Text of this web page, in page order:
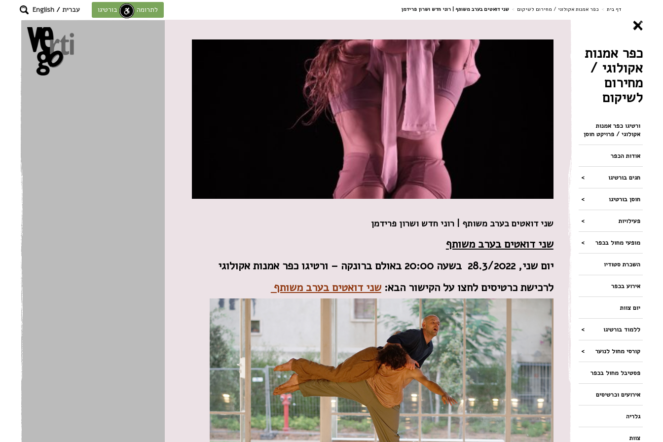
דף בית > כפר אמנות אקולוגי / מחירום לשיקום > שני דואטים בערב משותף | רוני חדש ושרון פרידמן לתרומה לחוסן בורטיגו עברית /
English
כפר אמנות
אקולוגי /
מחירום
לשיקום
ורטיגו כפר אמנות
אקולוגי / פרויקט חוסן
אודות הכפר
חגים בורטיגו
חוסן בורטיגו
פעילויות
מופעי מחול בכפר
השכרת סטודיו
אירוע בכפר
יום צוות
ללמוד בורטיגו
קורסי מחול לנוער
פסטיבל מחול בכפר
אירועים וכרטיסים
גלריה
צוות
שני דואטים בערב משותף | רוני חדש ושרון פרידמן
שני דואטים בערב משותף
יום שני, 28.3/2022 בשעה 20:00 באולם ברונקה – ורטיגו כפר אמנות אקולוגי
לרכישת כרטיסים לחצו על הקישור הבא:שני דואטים בערב משותף
ניווט במקלדת